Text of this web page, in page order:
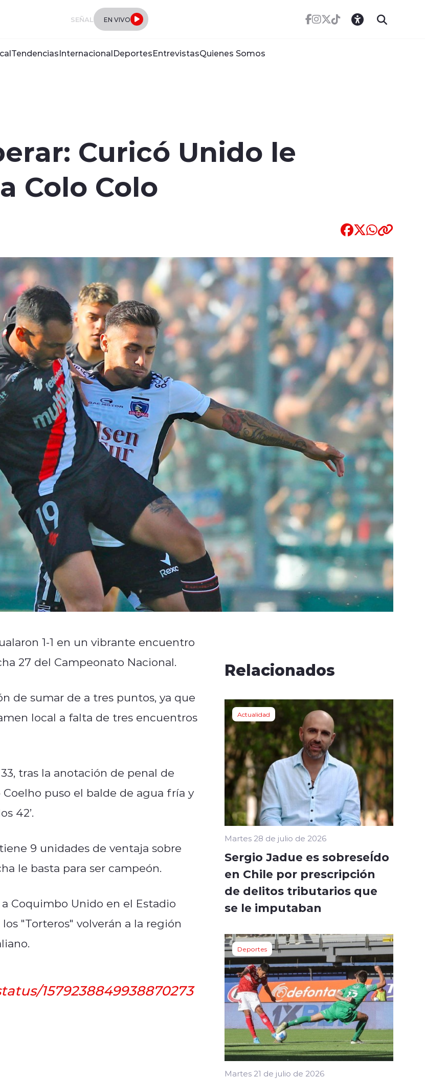
SEÑAL EN VIVO
TendenciasInternacionalDeportesEntrevistasQuienes Somos
Curicó Unido le
Colo Colo
1-1 en un vibrante encuentro
27 del Campeonato Nacional.
de sumar de a tres puntos, ya que
local a falta de tres encuentros
tras la anotación de penal de
Coelho puso el balde de agua fría y
42’.
9 unidades de ventaja sobre
le basta para ser campeón.
Coquimbo Unido en el Estadio
"Torteros" volverán a la región
1579238849938870273
Relacionados
Actualidad
Martes 28 de julio de 2026
Sergio Jadue es sobreseÍdo
en Chile por prescripción
de delitos tributarios que
se le imputaban
Deportes
Martes 21 de julio de 2026